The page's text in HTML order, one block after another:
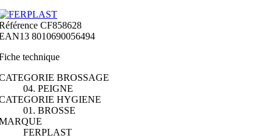
CF858628
8010690056494
technique
BROSSAGE
04. PEIGNE
HYGIENE
01. BROSSE
FERPLAST